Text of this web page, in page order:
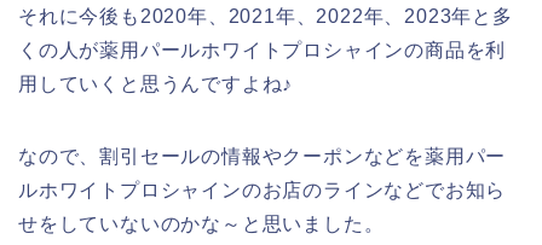
それに今後も2020年、2021年、2022年、2023年と多
くの人が薬用パールホワイトプロシャインの商品を利
用していくと思うんですよね♪
なので、割引セールの情報やクーポンなどを薬用パー
ルホワイトプロシャインのお店のラインなどでお知ら
せをしていないのかな～と思いました。